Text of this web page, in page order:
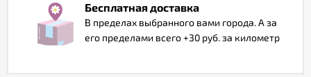
Бесплатная доставка
В пределах выбранного вами города. А за
его пределами всего +30 руб. за километр